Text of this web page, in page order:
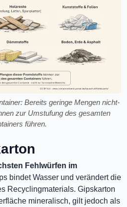
Bereits geringe Mengen nicht-
zur Umstufung des gesamten
führen.
Fehlwürfen im
bindet Wasser und verändert die
Recyclingmaterials. Gipskarton
mineralisch, gilt jedoch als